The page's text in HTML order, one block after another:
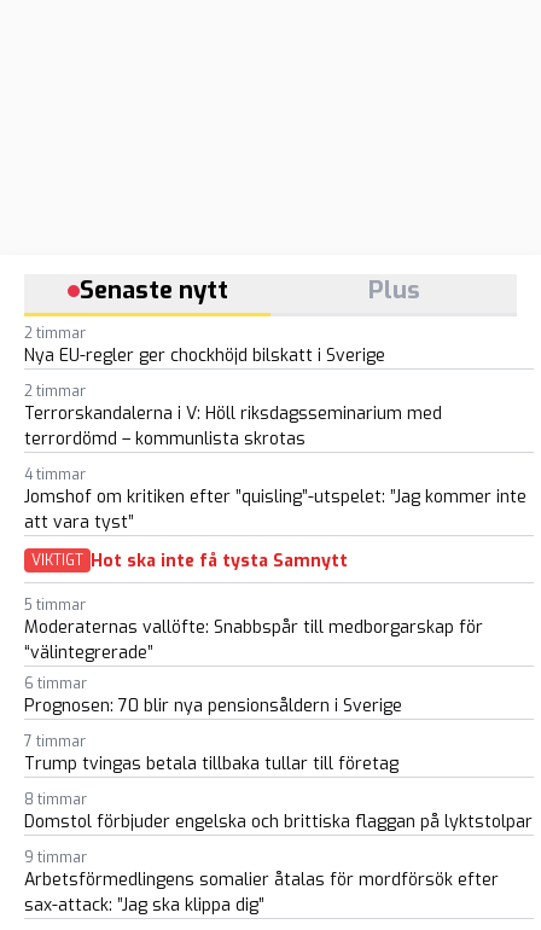
Senaste nytt Plus
2 timmar
Nya EU-regler ger chockhöjd bilskatt i Sverige
2 timmar
Terrorskandalerna i V: Höll riksdagsseminarium med
terrordömd – kommunlista skrotas
4 timmar
Jomshof om kritiken efter ”quisling”-utspelet: ”Jag kommer inte
att vara tyst”
VIKTIGT Hot ska inte få tysta Samnytt
5 timmar
Moderaternas vallöfte: Snabbspår till medborgarskap för
“välintegrerade”
6 timmar
Prognosen: 70 blir nya pensionsåldern i Sverige
7 timmar
Trump tvingas betala tillbaka tullar till företag
8 timmar
Domstol förbjuder engelska och brittiska flaggan på lyktstolpar
9 timmar
Arbetsförmedlingens somalier åtalas för mordförsök efter
sax-attack: ”Jag ska klippa dig”